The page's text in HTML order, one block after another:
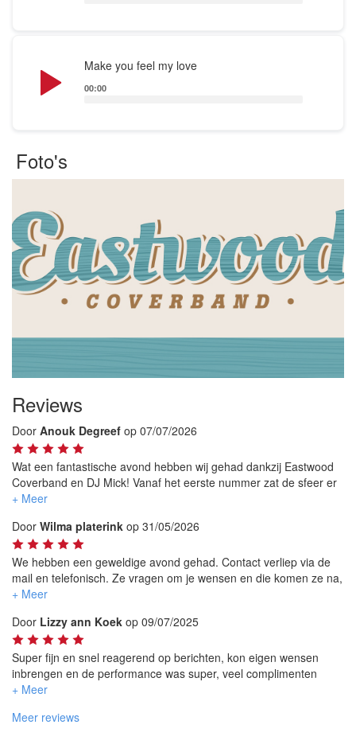
Make you feel my love
Player
00:00
Foto's
Reviews
Door Anouk Degreef op 07/07/2026
Wat een fantastische avond hebben wij gehad dankzij Eastwood
Coverband en DJ Mick! Vanaf het eerste nummer zat de sfeer er
direct goed in en de dansvloer is de hele avond geen moment
De band speelde ontzettend strak, wist het publiek perfect aan te
voelen en schakelde moeiteloos tussen verschillende stijlen. De
combinatie met DJ Mick was echt ideaal; de overgangen waren
naadloos waardoor het feest geen seconde stilviel.
Wat wij bovendien enorm hebben gewaardeerd, is dat ze zelfs
langer zijn doorgegaan dan oorspronkelijk afgesproken. Dat
typeert hun betrokkenheid en enthousiasme: ze wilden er samen
met ons alles aan doen om er een onvergetelijk feest van te
maken.
We hebben van ontzettend veel gasten complimenten gekregen
Door Wilma platerink op 31/05/2026
We hebben een geweldige avond gehad. Contact verliep via de
mail en telefonisch. Ze vragen om je wensen en die komen ze na,
De dansvloer was lekker gevuld en tijdens het spelen kon je
Iedereen was enthousiast over de band.
Echt een aanrader..
Door Lizzy ann Koek op 09/07/2025
Super fijn en snel reagerend op berichten, kon eigen wensen
inbrengen en de performance was super, veel complimenten
gehad ook van de aanwezigen tijdens ons feestje, nogmaals dank
Meer reviews